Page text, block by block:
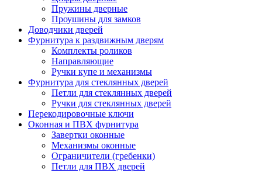
Пружины дверные
Проушины для замков
Доводчики дверей
Фурнитура к раздвижным дверям
Комплекты роликов
Направляющие
Ручки купе и механизмы
Фурнитура для стеклянных дверей
Петли для стеклянных дверей
Ручки для стеклянных дверей
Перекодировочные ключи
Оконная и ПВХ фурнитура
Завертки оконные
Механизмы оконные
Ограничители (гребенки)
Петли для ПВХ дверей